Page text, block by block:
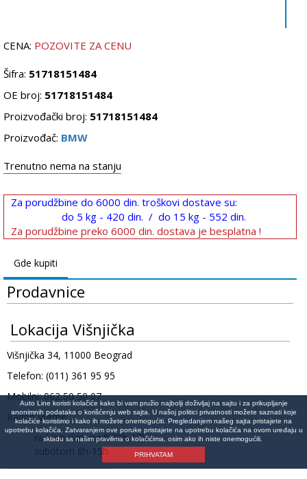
CENA: POZOVITE ZA CENU
Šifra: 51718151484
OE broj: 51718151484
Proizvođački broj: 51718151484
Proizvođač: BMW
Trenutno nema na stanju
Za porudžbine do 6000 din. troškovi dostave su:
do 5 kg - 420 din. / do 15 kg - 552 din.
Za porudžbine preko 6000 din. dostava je besplatna !
Gde kupiti
Prodavnice
Lokacija Višnjička
Višnjička 34, 11000 Beograd
Telefon: (011) 361 95 95
Mobilni: 062 50 50 07
Radno vreme:
radnim danima 8:30h-17h
subotom 8h-15h
Auto Line koristi kolačiće kako bi vam pružio najbolji doživljaj na sajtu i za prikupljanje
anonimnih podataka o korišćenju web sajta. U našoj politici privatnosti možete saznati koje
kolačiće koristimo i kako ih možete onemogućiti. Pregledanjem našeg sajta pristajete na
upotrebu kolačića. Zatvaranjem ove poruke pristajete na upotrebu kolačića na ovom uređaju u
skladu sa našim pravilima o kolačićima, osim ako ih niste onemogućili.
PRIHVATAM